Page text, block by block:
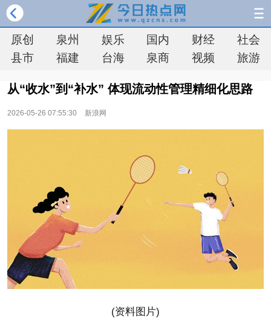
原创 泉州 娱乐 国内 财经
社会
县市
福建 台海 泉商 视频 旅游
从“收水”到“补水” 体现流动性管理精细化思路
2026-05-26 07:55:30 新浪网
(资料图片)